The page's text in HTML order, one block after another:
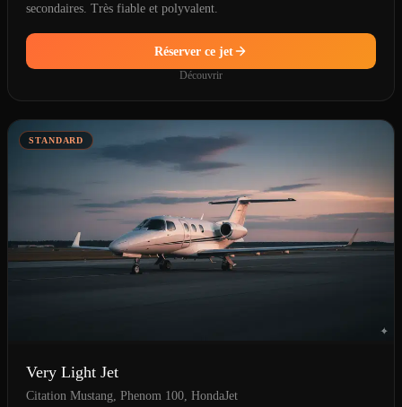
secondaires. Très fiable et polyvalent.
Réserver ce jet
Découvrir
STANDARD
Very Light Jet
Citation Mustang, Phenom 100, HondaJet